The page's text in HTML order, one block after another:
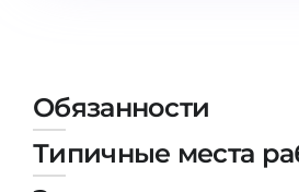
Штудиенколлеги
Курсы штудиенколлег
Freshman / Foundation
Второе Высшее
ПОСТУПАЕМ ПОСЛЕ...
Обязанности
Типичные места